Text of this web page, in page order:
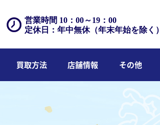
営業時間 10：00～19：00
定休日：年中無休（年末年始を除く）
買取方法 店舗情報 その他